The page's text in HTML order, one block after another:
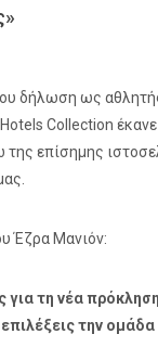
δήλωση ως
Collection
της επίσημης
Έζρα Μανιόν:
για τη νέα πρόκληση
την